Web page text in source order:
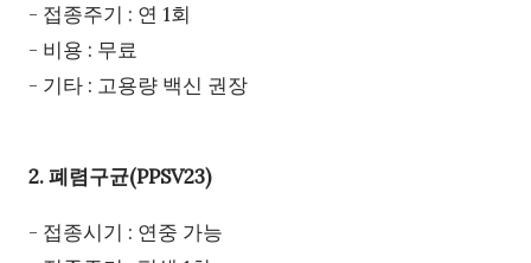
- 접종주기 : 연 1회
- 비용 : 무료
- 기타 : 고용량 백신 권장
2. 폐렴구균(PPSV23)
- 접종시기 : 연중 가능